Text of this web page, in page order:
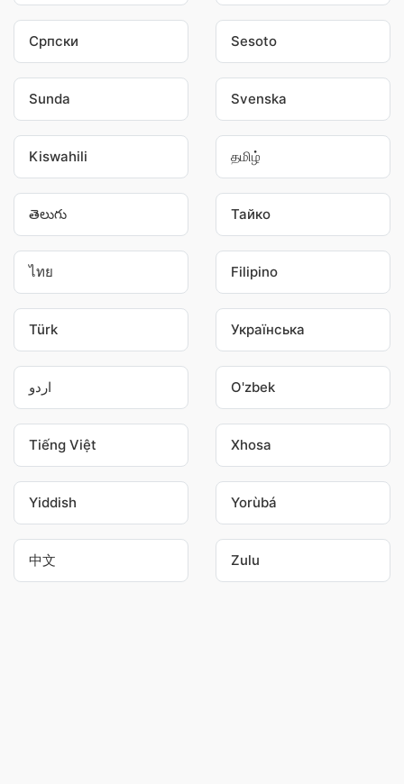
Српски Sesoto
Sunda Svenska
Kiswahili தமிழ்
తెలుగు Тайко
ไทย Filipino
Türk Українська
اردو O'zbek
Tiếng Việt Xhosa
Yiddish Yorùbá
中文 Zulu